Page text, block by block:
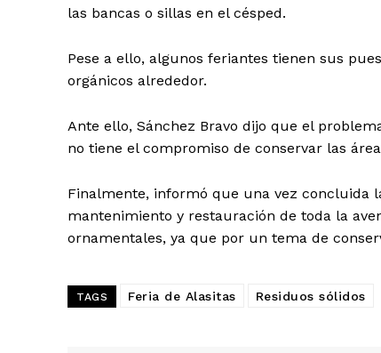
las bancas o sillas en el césped.
Pese a ello, algunos feriantes tienen sus
orgánicos alrededor.
Ante ello, Sánchez Bravo dijo que el
no tiene el compromiso de conservar las
Finalmente, informó que una vez concluida
mantenimiento y restauración de toda la
ornamentales, ya que por un tema de
TAGS Feria de Alasitas Residuos sólidos